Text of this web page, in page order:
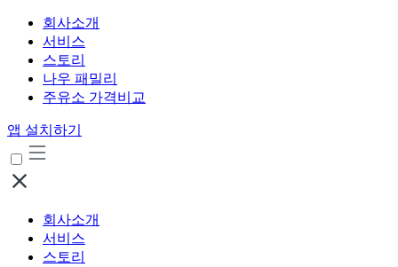
회사소개
서비스
스토리
나우 패밀리
주유소 가격비교
앱 설치하기
회사소개
서비스
스토리